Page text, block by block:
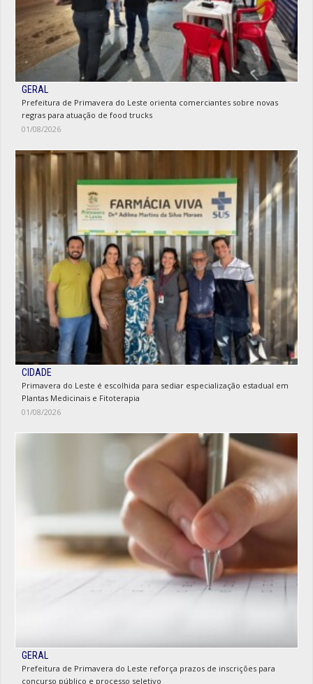
GERAL
Prefeitura de Primavera do Leste orienta comerciantes sobre novas
regras para atuação de food trucks
01/08/2026
CIDADE
Primavera do Leste é escolhida para sediar especialização estadual em
Plantas Medicinais e Fitoterapia
01/08/2026
GERAL
Prefeitura de Primavera do Leste reforça prazos de inscrições para
concurso público e processo seletivo